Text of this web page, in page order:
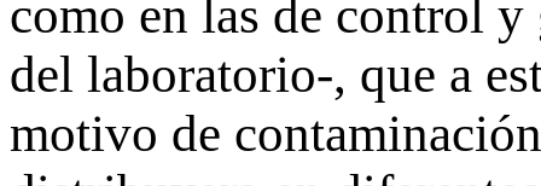
como en las de control
del laboratorio-, que a
motivo de